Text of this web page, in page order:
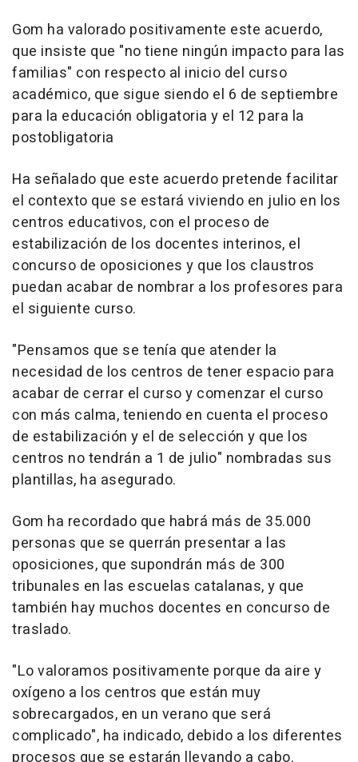
Gom ha valorado positivamente este acuerdo,
que insiste que "no tiene ningún impacto para las
familias" con respecto al inicio del curso
académico, que sigue siendo el 6 de septiembre
para la educación obligatoria y el 12 para la
postobligatoria
Ha señalado que este acuerdo pretende facilitar
el contexto que se estará viviendo en julio en los
centros educativos, con el proceso de
estabilización de los docentes interinos, el
concurso de oposiciones y que los claustros
puedan acabar de nombrar a los profesores para
el siguiente curso.
"Pensamos que se tenía que atender la
necesidad de los centros de tener espacio para
acabar de cerrar el curso y comenzar el curso
con más calma, teniendo en cuenta el proceso
de estabilización y el de selección y que los
centros no tendrán a 1 de julio" nombradas sus
plantillas, ha asegurado.
Gom ha recordado que habrá más de 35.000
personas que se querrán presentar a las
oposiciones, que supondrán más de 300
tribunales en las escuelas catalanas, y que
también hay muchos docentes en concurso de
traslado.
"Lo valoramos positivamente porque da aire y
oxígeno a los centros que están muy
sobrecargados, en un verano que será
complicado", ha indicado, debido a los diferentes
procesos que se estarán llevando a cabo.